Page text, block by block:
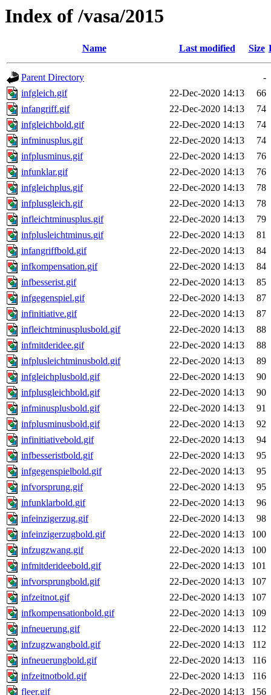
Index of /vasa/2015
Name Last modified Size
Parent Directory
-
infgleich.gif
22-Dec-2020 14:13
66
infangriff.gif
22-Dec-2020 14:13
74
infgleichbold.gif
22-Dec-2020 14:13
74
infminusplus.gif
22-Dec-2020 14:13
74
infplusminus.gif
22-Dec-2020 14:13
76
infunklar.gif
22-Dec-2020 14:13
76
infgleichplus.gif
22-Dec-2020 14:13
78
infplusgleich.gif
22-Dec-2020 14:13
78
infleichtminusplus.gif
22-Dec-2020 14:13
79
infplusleichtminus.gif
22-Dec-2020 14:13
81
infangriffbold.gif
22-Dec-2020 14:13
84
infkompensation.gif
22-Dec-2020 14:13
84
infbesserist.gif
22-Dec-2020 14:13
85
infgegenspiel.gif
22-Dec-2020 14:13
87
infinitiative.gif
22-Dec-2020 14:13
87
infleichtminusplusbold.gif
22-Dec-2020 14:13
88
infmitderidee.gif
22-Dec-2020 14:13
88
infplusleichtminusbold.gif
22-Dec-2020 14:13
89
infgleichplusbold.gif
22-Dec-2020 14:13
90
infplusgleichbold.gif
22-Dec-2020 14:13
90
infminusplusbold.gif
22-Dec-2020 14:13
91
infplusminusbold.gif
22-Dec-2020 14:13
92
infinitiativebold.gif
22-Dec-2020 14:13
94
infbesseristbold.gif
22-Dec-2020 14:13
95
infgegenspielbold.gif
22-Dec-2020 14:13
95
infvorsprung.gif
22-Dec-2020 14:13
95
infunklarbold.gif
22-Dec-2020 14:13
96
infeinzigerzug.gif
22-Dec-2020 14:13
98
infeinzigerzugbold.gif
22-Dec-2020 14:13
100
infzugzwang.gif
22-Dec-2020 14:13
100
infmitderideebold.gif
22-Dec-2020 14:13
101
infvorsprungbold.gif
22-Dec-2020 14:13
107
infzeitnot.gif
22-Dec-2020 14:13
107
infkompensationbold.gif
22-Dec-2020 14:13
109
infneuerung.gif
22-Dec-2020 14:13
112
infzugzwangbold.gif
22-Dec-2020 14:13
112
infneuerungbold.gif
22-Dec-2020 14:13
116
infzeitnotbold.gif
22-Dec-2020 14:13
116
fleer.gif
22-Dec-2020 14:13
156